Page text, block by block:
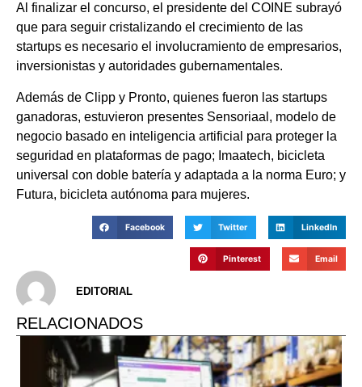
Al finalizar el concurso, el presidente del COINE subrayó
que para seguir cristalizando el crecimiento de las
startups es necesario el involucramiento de empresarios,
inversionistas y autoridades gubernamentales.
Además de Clipp y Pronto, quienes fueron las startups
ganadoras, estuvieron presentes Sensoriaal, modelo de
negocio basado en inteligencia artificial para proteger la
seguridad en plataformas de pago; Imaatech, bicicleta
universal con doble batería y adaptada a la norma Euro; y
Futura, bicicleta autónoma para mujeres.
Facebook Twitter LinkedIn
Pinterest Email
EDITORIAL
RELACIONADOS